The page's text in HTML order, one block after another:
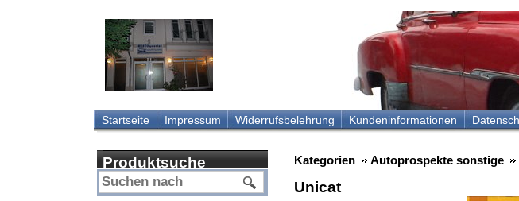
Startseite Impressum Widerrufsbelehrung Kundeninformationen
Produktsuche Kategorien Autoprospekte sonstige
Unicat